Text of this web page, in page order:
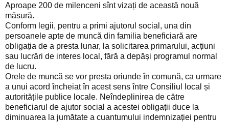
Aproape 200 de milenceni sînt vizați de această nouă
măsură.
Conform legii, pentru a primi ajutorul social, una din
persoanele apte de muncă din familia beneficiară are
obligația de a presta lunar, la solicitarea primarului, acțiuni
sau lucrări de interes local, fără a depăși programul normal
de lucru.
Orele de muncă se vor presta oriunde în comună, ca urmare
a unui acord încheiat în acest sens între Consiliul local și
autoritățile publice locale. Neîndeplinirea de către
beneficiarul de ajutor social a acestei obligații duce la
diminuarea la jumătate a cuantumului indemnizației pentru